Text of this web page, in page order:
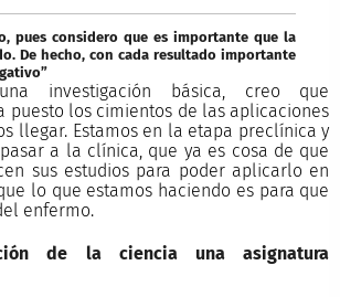
pues considero que es importante que la
De hecho, con cada resultado importante
investigación básica, creo que
puesto los cimientos de las aplicaciones
llegar. Estamos en la etapa preclínica y
a la clínica, que ya es cosa de que
sus estudios para poder aplicarlo en
lo que estamos haciendo es para que
enfermo.
de la ciencia una asignatura